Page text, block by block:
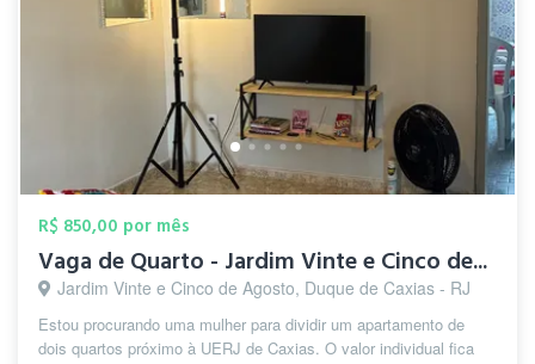
R$ 850,00 por mês
Vaga de Quarto - Jardim Vinte e Cinco de...
Jardim Vinte e Cinco de Agosto, Duque de Caxias - RJ
Estou procurando uma mulher para dividir um apartamento de
dois quartos próximo à UERJ de Caxias. O valor individual fica